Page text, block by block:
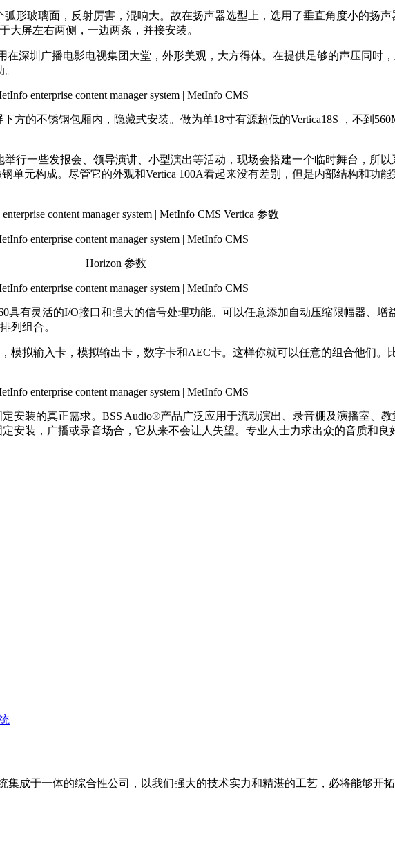
弧形玻璃面，反射厉害，混响大。故在扬声器选型上，选用了垂直角度小的扬
大屏左右两侧，一边两条，并接安装。
在深圳广播电影电视集团大堂，外形美观，大方得体。在提供足够的声压同时
。
方的不锈钢包厢内，隐藏式安装。做为单18寸有源超低的Vertica18S ，不到
举行一些发报会、领导演讲、小型演出等活动，现场会搭建一个临时舞台，所以
单元构成。尽管它的外观和Vertica 100A看起来没有差别，但是内部结构和功
Vertica 参数
Horizon 参数
具有灵活的I/O接口和强大的信号处理功能。可以任意添加自动压缩限幅器、增
列组合。
模拟输入卡，模拟输出卡，数字卡和AEC卡。这样你就可以任意的组合他们。
安装的真正需求。BSS Audio®产品广泛应用于流动演出、录音棚及演播室、
安装，广播或录音场合，它从来不会让人失望。专业人士力求出众的音质和良
成于一体的综合性公司，以我们强大的技术实力和精湛的工艺，必将能够开